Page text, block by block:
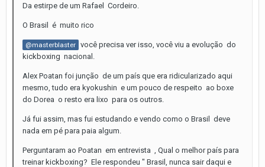
Da estirpe de um Rafael Cordeiro.
O Brasil é muito rico
@masterblaster você precisa ver isso, você viu a evolução do
kickboxing nacional.
Alex Poatan foi junção de um país que era ridicularizado aqui
mesmo, tudo era kyokushin e um pouco de respeito ao boxe
do Dorea o resto era lixo para os outros.
Já fui assim, mas fui estudando e vendo como o Brasil deve
nada em pé para paia algum.
Perguntaram ao Poatan em entrevista , Qual o melhor país para
treinar kickboxing? Ele respondeu " Brasil, nunca sair daqui e